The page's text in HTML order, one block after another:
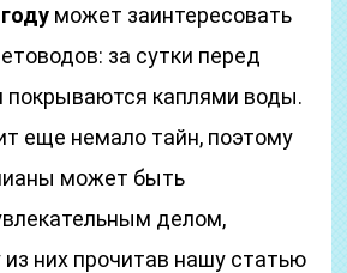
может заинтересовать
за сутки перед
каплями воды.
еще немало тайн, поэтому
может быть
делом,
из них прочитав нашу статью